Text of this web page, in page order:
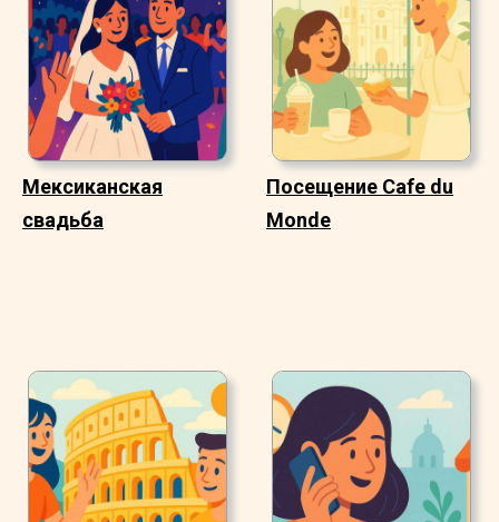
Мексиканская
свадьба
Посещение Cafe du
Monde